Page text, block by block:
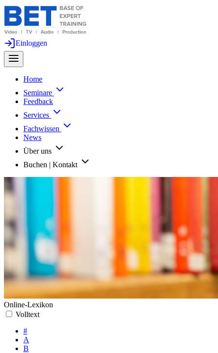
Einloggen
Home
Seminare
Feedback
Services
Fachwissen
News
Über uns
Buchen | Kontakt
Online-Lexikon
Volltext
#
A
B